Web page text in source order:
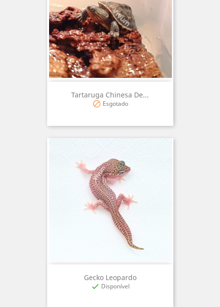
Tartaruga Chinesa De...
 Esgotado
Gecko Leopardo
 Disponível